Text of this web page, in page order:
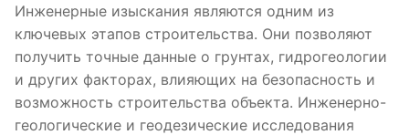
Инженерные изыскания являются одним из
ключевых этапов строительства. Они позволяют
получить точные данные о грунтах, гидрогеологии
и других факторах, влияющих на безопасность и
возможность строительства объекта. Инженерно-
геологические и геодезические исследования